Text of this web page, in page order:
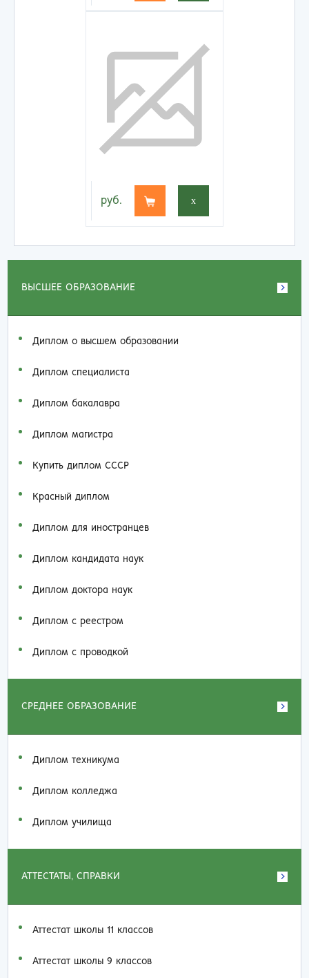
ВЫСШЕЕ ОБРАЗОВАНИЕ
Диплом о высшем образовании
Диплом специалиста
Диплом бакалавра
Диплом магистра
Купить диплом СССР
Красный диплом
Диплом для иностранцев
Диплом кандидата наук
Диплом доктора наук
Диплом с реестром
Диплом с проводкой
СРЕДНЕЕ ОБРАЗОВАНИЕ
Диплом техникума
Диплом колледжа
Диплом училища
АТТЕСТАТЫ, СПРАВКИ
Аттестат школы 11 классов
Аттестат школы 9 классов
руб. x